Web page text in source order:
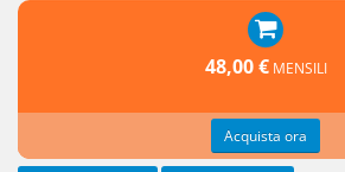
48,00 € MENSILI
Acquista ora